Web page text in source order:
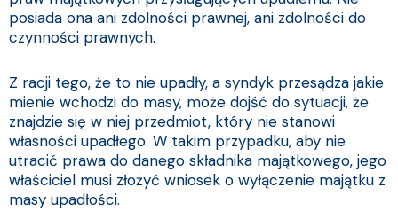
posiada ona ani zdolności prawnej, ani zdolności do
czynności prawnych.
Z racji tego, że to nie upadły, a syndyk przesądza jakie
mienie wchodzi do masy, może dojść do sytuacji, że
znajdzie się w niej przedmiot, który nie stanowi
własności upadłego. W takim przypadku, aby nie
utracić prawa do danego składnika majątkowego, jego
właściciel musi złożyć wniosek o wyłączenie majątku z
masy upadłości.